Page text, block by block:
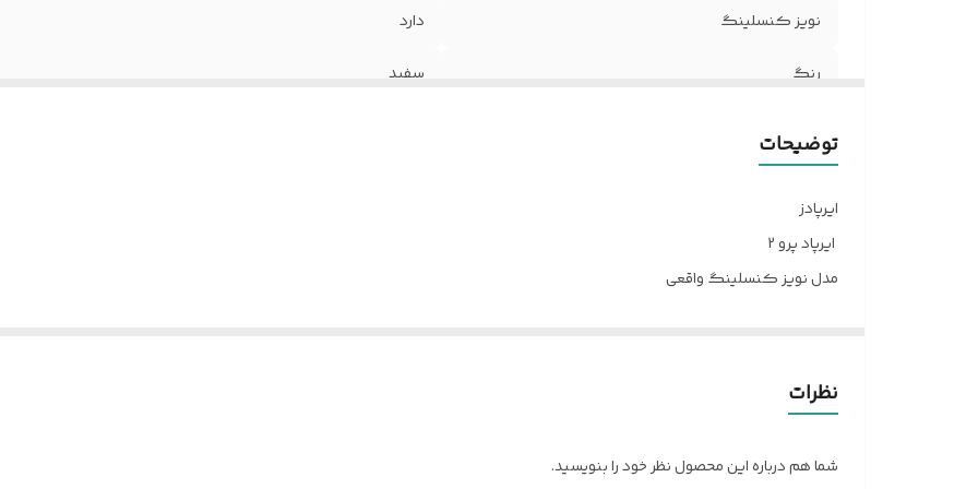
نویز کنسلینگ دارد
رنگ سفید
میکروفون جهت مکالمه
توضیحات
ایرپادز
ایرپاد پرو 2
مدل نویز کنسلینگ واقعی
نگهداری شارژ تا 30h کاری
اسپیکر کیس فعال (تست شده )
نظرات
شما هم درباره این محصول نظر خود را بنویسید.